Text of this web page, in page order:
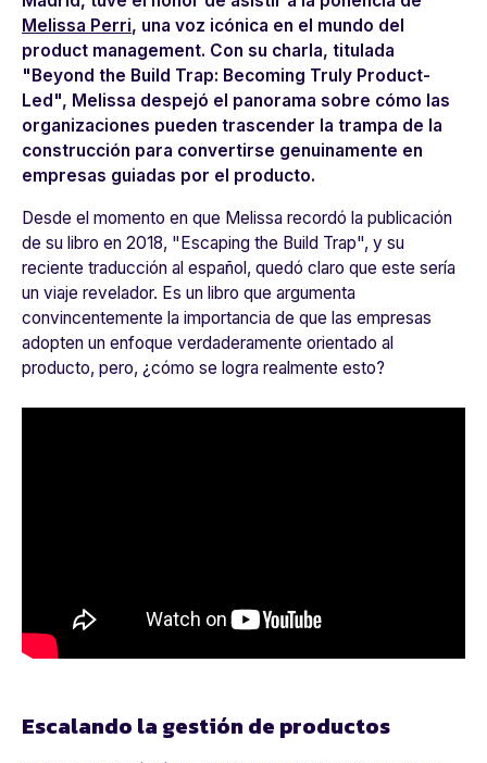
Melissa Perri, una voz icónica en el mundo del
product management. Con su charla, titulada
"Beyond the Build Trap: Becoming Truly Product-
Led", Melissa despejó el panorama sobre cómo las
organizaciones pueden trascender la trampa de la
construcción para convertirse genuinamente en
empresas guiadas por el producto.
Desde el momento en que Melissa recordó la publicación
de su libro en 2018, "Escaping the Build Trap", y su
reciente traducción al español, quedó claro que este sería
un viaje revelador. Es un libro que argumenta
convincentemente la importancia de que las empresas
adopten un enfoque verdaderamente orientado al
producto, pero, ¿cómo se logra realmente esto?
Escalando la gestión de productos